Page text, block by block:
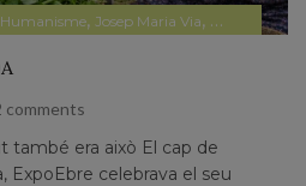
Humanisme, Josep Maria Via, Narrativa,
comments
també era això El cap de
ExpoEbre celebrava el seu